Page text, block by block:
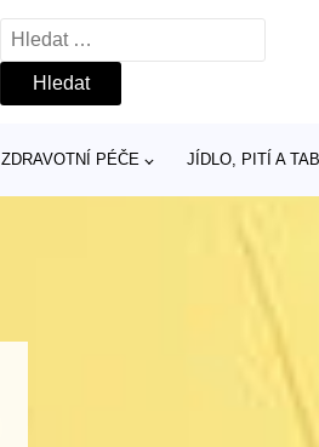
Vyhledávání
ZDRAVOTNÍ PÉČE JÍDLO, PITÍ A